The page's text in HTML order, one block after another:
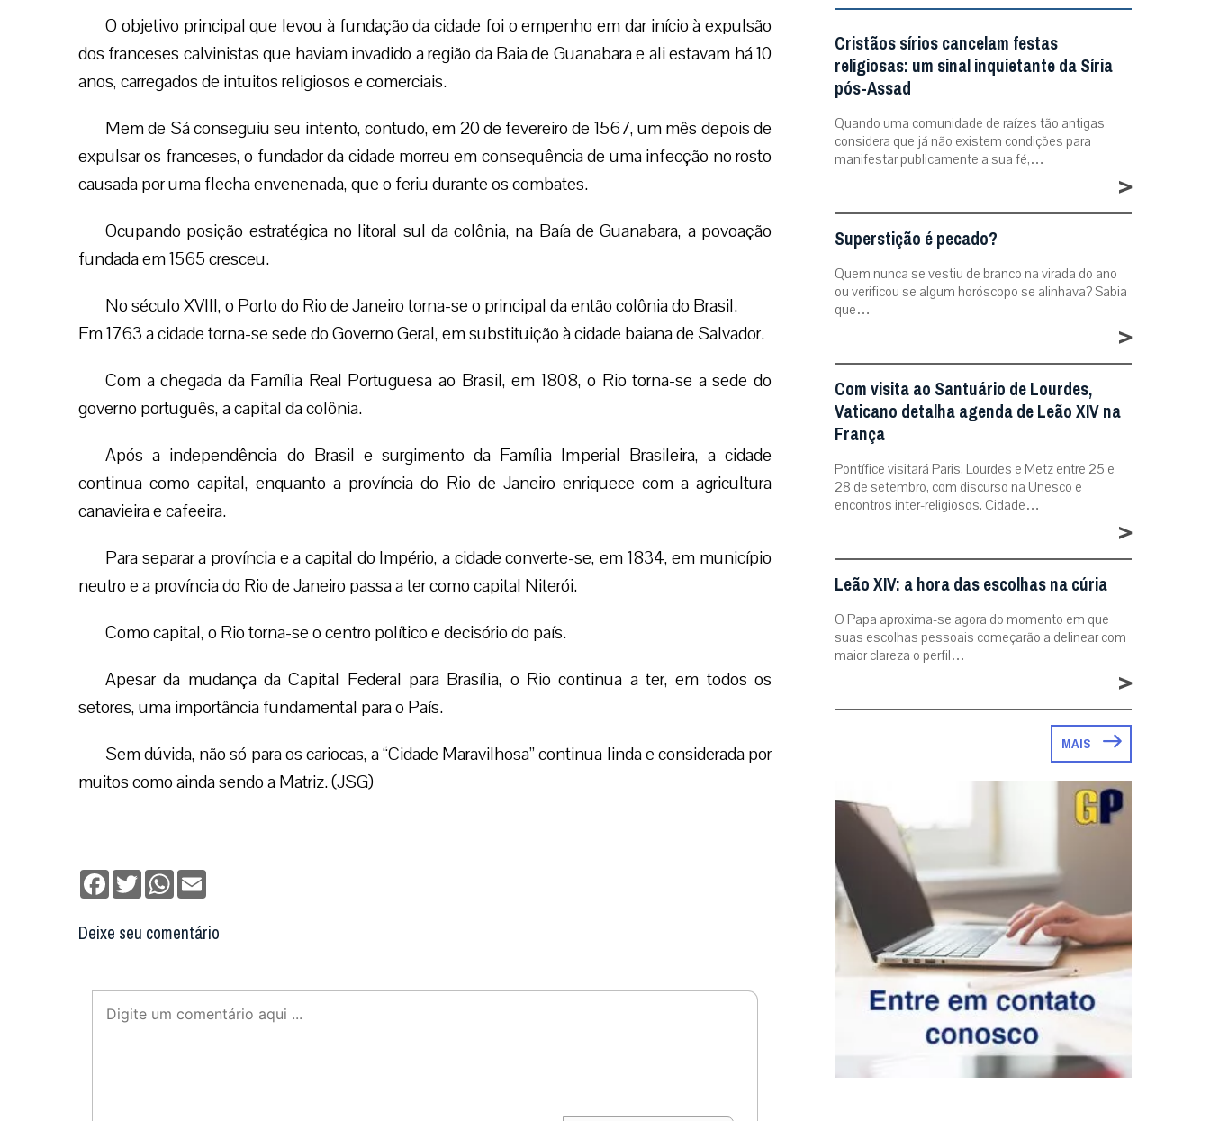
O objetivo principal que levou à fundação da cidade foi o empenho em dar início à expulsão
dos franceses calvinistas que haviam invadido a região da Baia de Guanabara e ali estavam há 10
anos, carregados de intuitos religiosos e comerciais.
Mem de Sá conseguiu seu intento, contudo, em 20 de fevereiro de 1567, um mês depois de
expulsar os franceses, o fundador da cidade morreu em consequência de uma infecção no rosto
causada por uma flecha envenenada, que o feriu durante os combates.
Ocupando posição estratégica no litoral sul da colônia, na Baía de Guanabara, a povoação
fundada em 1565 cresceu.
No século XVIII, o Porto do Rio de Janeiro torna-se o principal da então colônia do Brasil.
Em 1763 a cidade torna-se sede do Governo Geral, em substituição à cidade baiana de Salvador.
Com a chegada da Família Real Portuguesa ao Brasil, em 1808, o Rio torna-se a sede do
governo português, a capital da colônia.
Após a independência do Brasil e surgimento da Família Imperial Brasileira, a cidade
continua como capital, enquanto a província do Rio de Janeiro enriquece com a agricultura
canavieira e cafeeira.
Para separar a província e a capital do Império, a cidade converte-se, em 1834, em município
neutro e a província do Rio de Janeiro passa a ter como capital Niterói.
Como capital, o Rio torna-se o centro político e decisório do país.
Apesar da mudança da Capital Federal para Brasília, o Rio continua a ter, em todos os
setores, uma importância fundamental para o País.
Sem dúvida, não só para os cariocas, a “Cidade Maravilhosa” continua linda e considerada por
muitos como ainda sendo a Matriz. (JSG)
Facebook
TwitterWhatsApp
Deixe seu comentário
Cristãos sírios cancelam festas
religiosas: um sinal inquietante da Síria
pós-Assad
Quando uma comunidade de raízes tão antigas
considera que já não existem condições para
manifestar publicamente a sua fé,…
>
Superstição é pecado?
Quem nunca se vestiu de branco na virada do ano
ou verificou se algum horóscopo se alinhava? Sabia
que…
>
Com visita ao Santuário de Lourdes,
Vaticano detalha agenda de Leão XIV na
França
Pontífice visitará Paris, Lourdes e Metz entre 25 e
28 de setembro, com discurso na Unesco e
encontros inter-religiosos. Cidade…
>
Leão XIV: a hora das escolhas na cúria
O Papa aproxima-se agora do momento em que
suas escolhas pessoais começarão a delinear com
maior clareza o perfil…
>
MAIS